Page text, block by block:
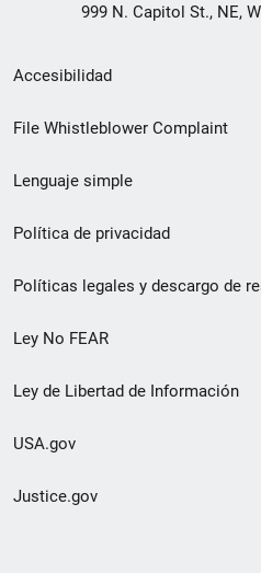
999 N. Capitol St., NE,
Menú
de
de
pie
de
página
Accesibilidad
File Whistleblower Complaint
Lenguaje simple
Política de privacidad
Políticas legales y descargo de
Ley No FEAR
Ley de Libertad de Información
USA.gov
Justice.gov